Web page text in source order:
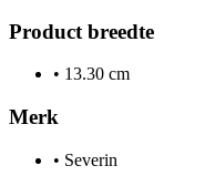
Product breedte
• 13.30 cm
Merk
• Severin